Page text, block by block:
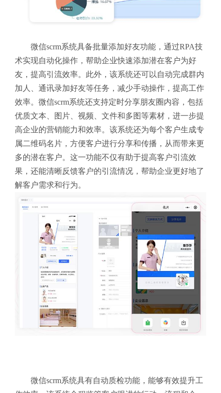
微信scrm系统具备批量添加好友功能，通过RPA技
术实现自动化操作，帮助企业快速添加潜在客户为好
友，提高引流效率。此外，该系统还可以自动完成群内
加人、通讯录加好友等任务，减少手动操作，提高工作
效率。 微信scrm系统还支持定时分享朋友圈内容，包括
优质文本、图片、视频、文件和多图等素材，进一步提
高企业的营销能力和效率。 该系统还为每个客户生成专
属二维码名片，方便客户进行分享和传播，从而带来更
多的潜在客户。这一功能不仅有助于提高客户引流效
果，还能清晰反馈客户的引流情况，帮助企业更好地了
解客户需求和行为。
微信scrm系统具有自动质检功能，能够有效提升工